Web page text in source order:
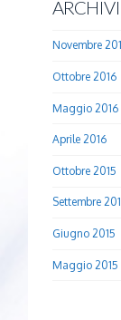
ARCHIVI
Novembre
Ottobre 2016
Maggio 2016
Aprile 2016
Ottobre 2015
Settembre
Giugno 2015
Maggio 2015